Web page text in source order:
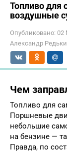
Топливо для
воздушные
Опубликовано: 02
Александр
Чем
Топливо для
Поршневые
небольшие
на бензине —
Правда, по